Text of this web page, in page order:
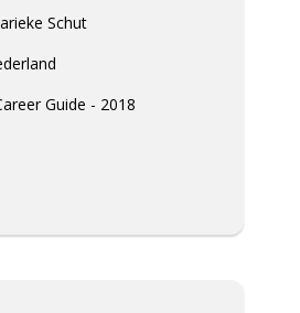
Schut
Guide - 2018